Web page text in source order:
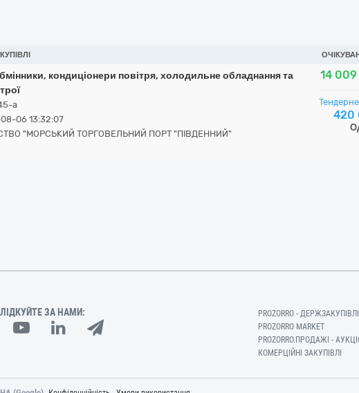
кондиціонери повітря, холодильне обладнання та
a
06 13:32:07
"МОРСЬКИЙ ТОРГОВЕЛЬНИЙ ПОРТ "ПІВДЕННИЙ"
14 009
420
ЗА НАМИ:
PROZORRO - ДЕРЖЗАКУПІВЛІ
PROZORRO MARKET
PROZORRO.ПРОДАЖІ -
КОМЕРЦІЙНІ ЗАКУПІВЛІ